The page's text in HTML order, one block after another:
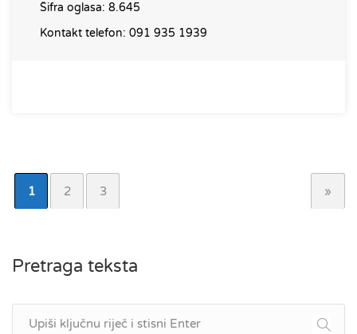
Šifra oglasa: 8.645
Kontakt telefon: 091 935 1939
1 2 3 »
Pretraga teksta